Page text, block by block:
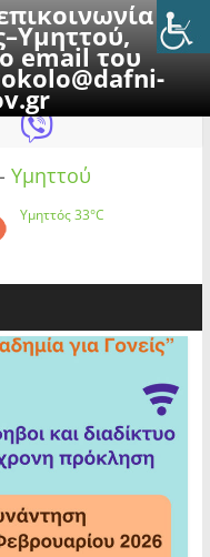
με
email του
2026
- Υμηττού
Υμηττός33°C